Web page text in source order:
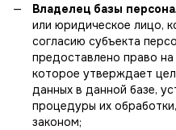
Владелец базы
или юридическое лицо,
согласию субъекта
предоставлено право
которое утверждает
данных в данной базе,
процедуры их
законом;